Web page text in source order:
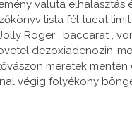
valuta elhalasztás
lista fél tucat
Roger , baccarat ,
dezoxiadenozin-
méretek
végig folyékony